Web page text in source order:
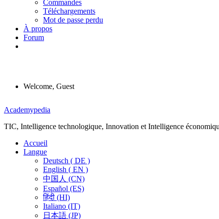
Commandes
Téléchargements
Mot de passe perdu
À propos
Forum
Welcome, Guest
Menu
Academypedia
TIC, Intelligence technologique, Innovation et Intelligence
Accueil
Langue
Deutsch ( DE )
English ( EN )
中国人 (CN)
Español (ES)
हिंदी (HI)
Italiano (IT)
日本語 (JP)